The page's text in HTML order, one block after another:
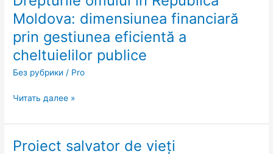
Moldova: dimensiunea financiară
prin gestiunea eficientă a
cheltuielilor publice
Без рубрики / Pro
omului
în
Republica
Moldova:
dimensiunea
financiară
gestiunea
cheltuielilor
Читать далее »
Proiect salvator de vieți
Proiect